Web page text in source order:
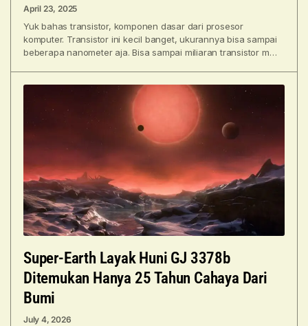
April 23, 2025
Yuk bahas transistor, komponen dasar dari prosesor
komputer. Transistor ini kecil banget, ukurannya bisa sampai
beberapa nanometer aja. Bisa sampai miliaran transistor muat
Super-Earth Layak Huni GJ 3378b
Ditemukan Hanya 25 Tahun Cahaya Dari
Bumi
July 4, 2026